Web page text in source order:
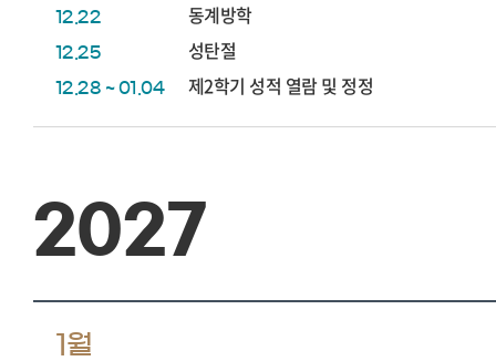
12.22 동계방학
12.25 성탄절
12.28 ~ 01.04 제2학기 성적 열람 및 정정
2027
1월